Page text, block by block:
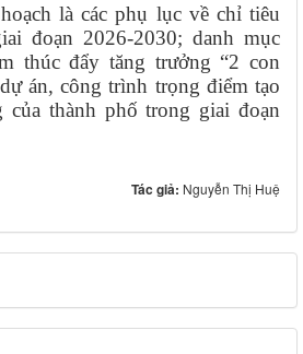
là các phụ lục về chỉ tiêu
đoạn 2026-2030; danh mục
thúc đẩy tăng trưởng “2 con
án, công trình trọng điểm tạo
của thành phố trong giai đoạn
Tác giả: Nguyễn Thị Huệ